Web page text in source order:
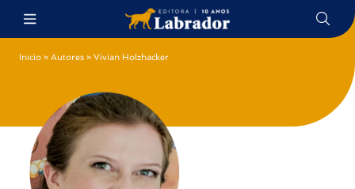
Início » Autores » Vivian Holzhacker